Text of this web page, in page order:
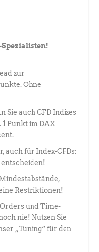
Spezialisten!
zur
Ohne
Sie auch CFD Indizes
1 Punkt im DAX
auch für Index-CFDs:
entscheiden!
Restriktionen!
und Time-
nie! Nutzen Sie
„Tuning“ für den